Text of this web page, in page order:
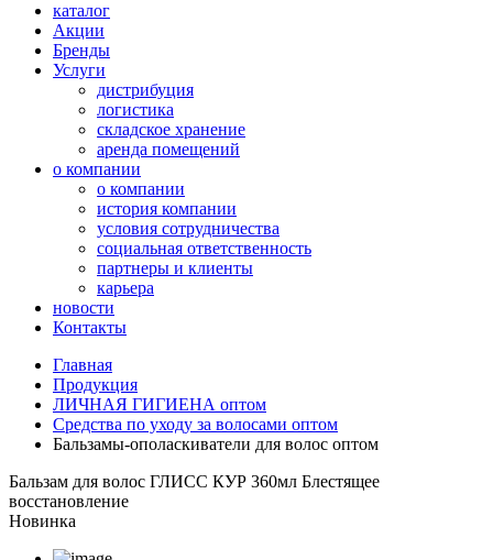
каталог
Акции
Бренды
Услуги
дистрибуция
логистика
складское хранение
аренда помещений
о компании
о компании
история компании
условия сотрудничества
социальная ответственность
партнеры и клиенты
карьера
новости
Контакты
Главная
Продукция
ЛИЧНАЯ ГИГИЕНА оптом
Средства по уходу за волосами оптом
Бальзамы-ополаскиватели для волос оптом
Бальзам для волос ГЛИСС КУР 360мл Блестящее
восстановление
Новинка